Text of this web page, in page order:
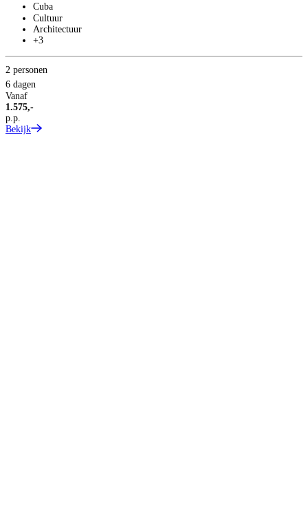
Cuba
Cultuur
Architectuur
+3
2 personen
6 dagen
Vanaf
1.575,-
p.p.
Bekijk